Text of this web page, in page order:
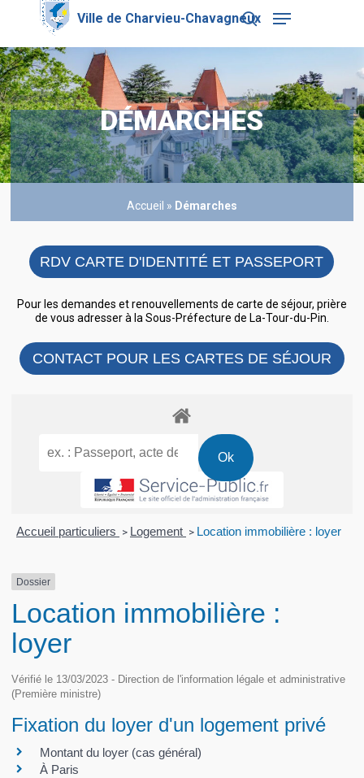
content
search
Menu
DÉMARCHES
Accueil » Démarches
RDV CARTE D'IDENTITÉ ET PASSEPORT
Pour les demandes et renouvellements de carte de séjour, prière
de vous adresser à la Sous-Préfecture de La-Tour-du-Pin.
CONTACT POUR LES CARTES DE SÉJOUR
Accueil particuliers > Logement > Location immobilière : loyer
Dossier
Location immobilière :
loyer
Vérifié le 13/03/2023 - Direction de l'information légale et administrative
(Première ministre)
Fixation du loyer d'un logement privé
Montant du loyer (cas général)
À Paris
Close